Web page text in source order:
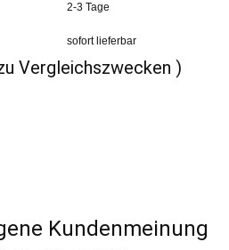
2-3 Tage
sofort lieferbar
Vergleichszwecken )
Kundenmeinung